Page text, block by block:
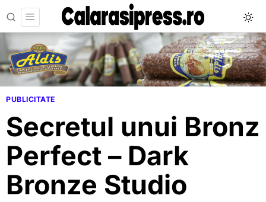
PUBLICITATE
Secretul unui Bronz
Perfect – Dark
Bronze Studio